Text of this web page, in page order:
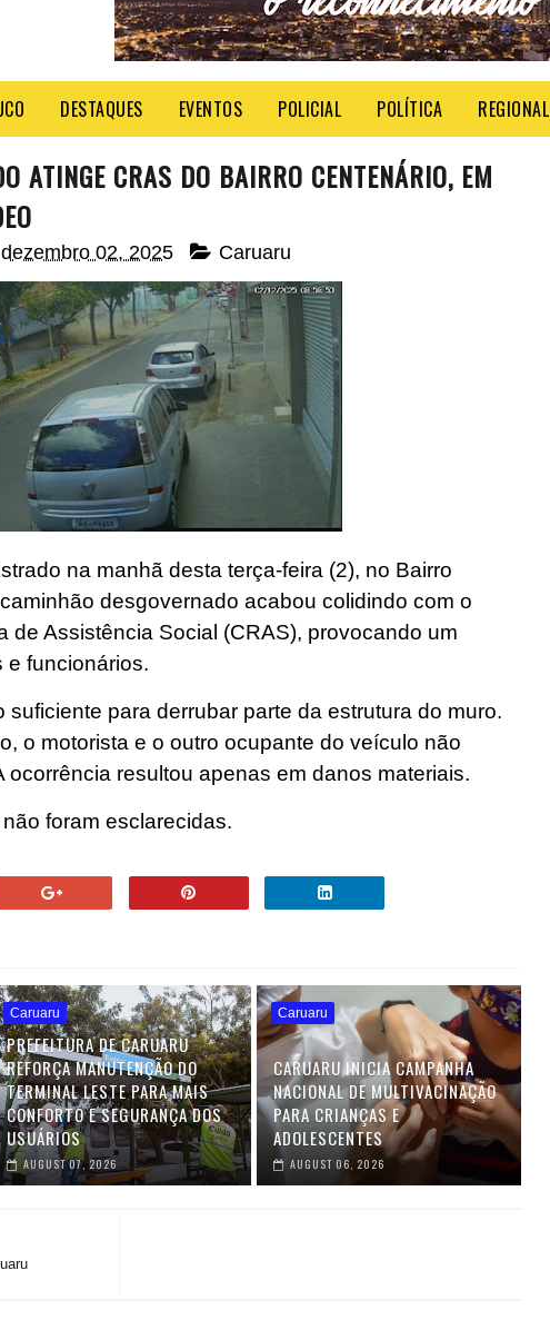
DESTAQUES EVENTOS POLICIAL POLÍTICA REGIONAL
ATINGE CRAS DO BAIRRO CENTENÁRIO, EM
02, 2025 Caruaru
na manhã desta terça-feira (2), no Bairro
desgovernado acabou colidindo com o
de Assistência Social (CRAS), provocando um
e funcionários.
suficiente para derrubar parte da estrutura do muro.
o motorista e o outro ocupante do veículo não
ocorrência resultou apenas em danos materiais.
foram esclarecidas.
Caruaru
PREFEITURA DE CARUARU
REFORÇA MANUTENÇÃO DO
TERMINAL LESTE PARA MAIS
CONFORTO E SEGURANÇA DOS
USUÁRIOS
AUGUST 07, 2026
Caruaru
CARUARU INICIA CAMPANHA
NACIONAL DE MULTIVACINAÇÃO
PARA CRIANÇAS E
ADOLESCENTES
AUGUST 06, 2026